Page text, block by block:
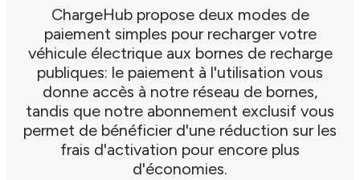
ChargeHub propose deux modes de
paiement simples pour recharger votre
véhicule électrique aux bornes de recharge
publiques: le paiement à l'utilisation vous
donne accès à notre réseau de bornes,
tandis que notre abonnement exclusif vous
permet de bénéficier d'une réduction sur les
frais d'activation pour encore plus
d'économies.